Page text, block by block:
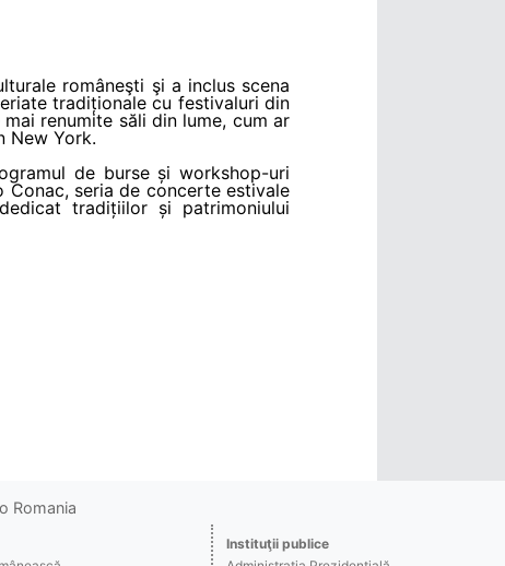
româneşti şi a inclus scena
tradiționale cu festivaluri din
renumite săli din lume, cum ar
New York.
de burse și workshop-uri
Conac, seria de concerte estivale
tradițiilor și patrimoniului
Romania
Instituţii publice